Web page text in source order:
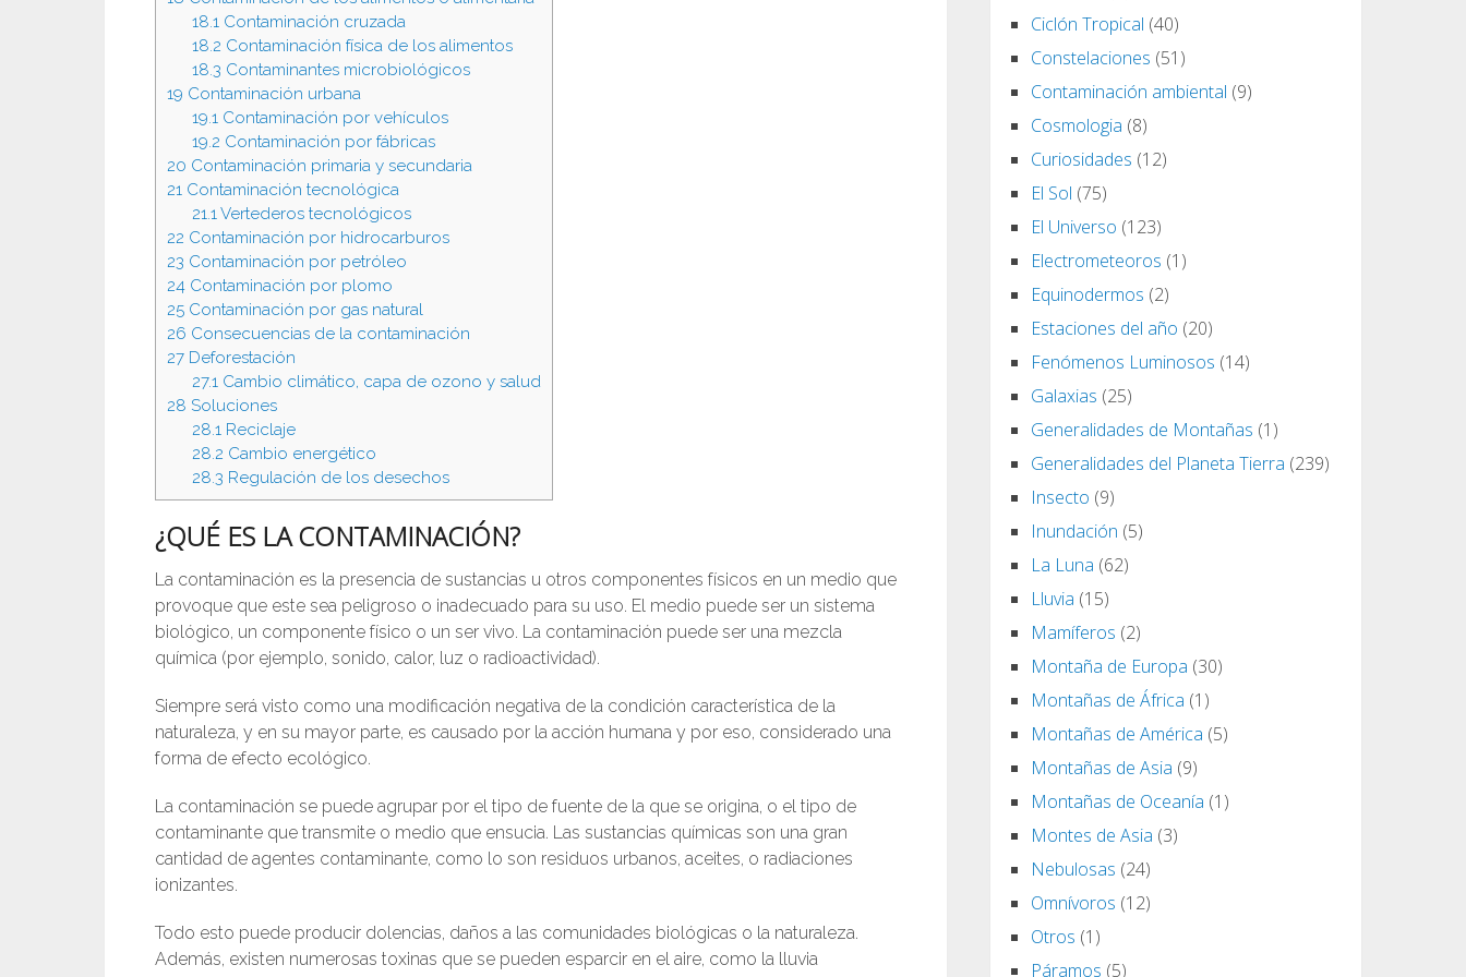
18.1Contaminación cruzada
18.2 Contaminación física de los alimentos
18.3 Contaminantes microbiológicos
19 Contaminación urbana
19.1Contaminación por vehículos
19.2 Contaminación por fábricas
20 Contaminación primaria y secundaria
21 Contaminación tecnológica
21.1Vertederos tecnológicos
22 Contaminación por hidrocarburos
23 Contaminación por petróleo
24 Contaminación por plomo
25 Contaminación por gas natural
26 Consecuencias de la contaminación
27 Deforestación
27.1Cambio climático, capa de ozono y salud
28 Soluciones
28.1Reciclaje
28.2 Cambio energético
28.3 Regulación de los desechos
¿QUÉ ES LA CONTAMINACIÓN?
La contaminación es la presencia de sustancias u otros componentes físicos en un medio que
provoque que este sea peligroso o inadecuado para su uso. El medio puede ser un sistema
biológico, un componente físico o un ser vivo. La contaminación puede ser una mezcla
química (por ejemplo, sonido, calor, luz o radioactividad).
Siempre será visto como una modificación negativa de la condición característica de la
naturaleza, y en su mayor parte, es causado por la acción humana y por eso, considerado una
forma de efecto ecológico.
La contaminación se puede agrupar por el tipo de fuente de la que se origina, o el tipo de
contaminante que transmite o medio que ensucia. Las sustancias químicas son una gran
cantidad de agentes contaminante, como lo son residuos urbanos, aceites, o radiaciones
ionizantes.
Todo esto puede producir dolencias, daños a las comunidades biológicas o la naturaleza.
Además, existen numerosas toxinas que se pueden esparcir en el aire, como la lluvia
Ciclón Tropical (40)
Constelaciones (51)
Contaminación ambiental (9)
Cosmologia (8)
Curiosidades (12)
El Sol (75)
El Universo (123)
Electrometeoros (1)
Equinodermos (2)
Estaciones del año (20)
Fenómenos Luminosos (14)
Galaxias (25)
Generalidades de Montañas (1)
Generalidades del Planeta Tierra (239)
Insecto (9)
Inundación (5)
La Luna (62)
Lluvia (15)
Mamíferos (2)
Montaña de Europa (30)
Montañas de África (1)
Montañas de América (5)
Montañas de Asia (9)
Montañas de Oceanía (1)
Montes de Asia (3)
Nebulosas (24)
Omnívoros (12)
Otros (1)
Páramos (5)